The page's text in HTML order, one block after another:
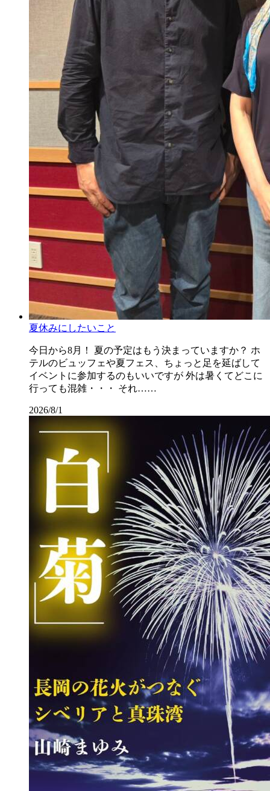
夏休みにしたいこと
今日から8月！ 夏の予定はもう決まっていますか？ ホ
テルのビュッフェや夏フェス、ちょっと足を延ばして
イベントに参加するのもいいですが 外は暑くてどこに
行っても混雑・・・ それ……
2026/8/1